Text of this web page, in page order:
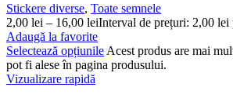
Stickere diverse, Toate semnele
2,00 lei – 16,00 leiInterval de prețuri: 2,00 lei
Adaugă la favorite
Selectează opțiunile Acest produs are mai
pot fi alese în pagina produsului.
Vizualizare rapidă